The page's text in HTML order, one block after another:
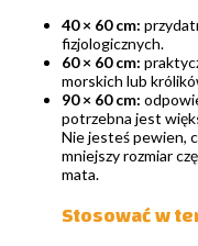
40 × 60 cm:
fizjologicznych.
60 × 60 cm:
morskich lub
90 × 60 cm:
potrzebna jest
Nie jesteś pewien,
mniejszy rozmiar
mata.
Stosować w